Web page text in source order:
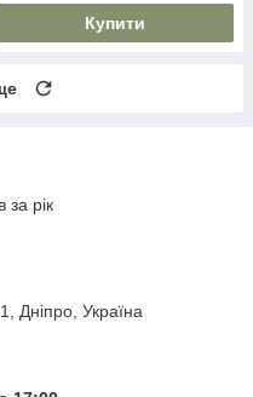
Купити
за рік
Дніпро, Україна